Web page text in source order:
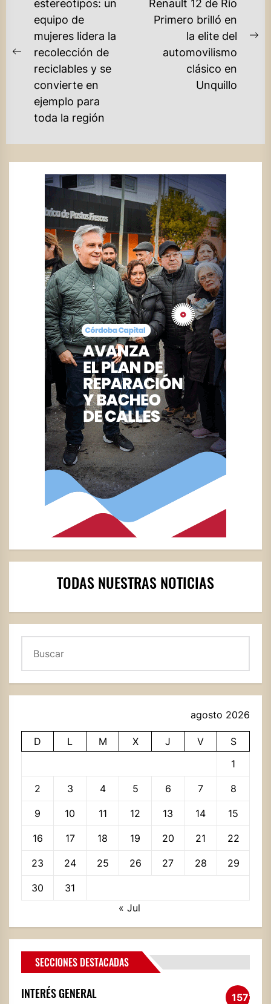
ENTRADAS
Previous
post:
estereotipos: un
equipo de
mujeres lidera la
recolección de
reciclables y se
convierte en
ejemplo para
toda la región
Renault 12 de Río
Primero brilló en
la elite del
automovilismo
clásico en
Unquillo
TODAS NUESTRAS NOTICIAS
agosto 2026
D L M X J V
S
1
2 3 4 5 6 7 8
9 10 11 12 13 14 15
16 17 18 19 20 21 22
23 24 25 26 27 28 29
30
31
« Jul
SECCIONES DESTACADAS
INTERÉS GENERAL 1572